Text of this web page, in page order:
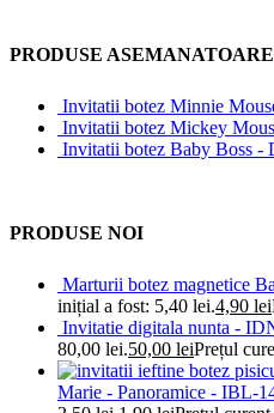
PRODUSE ASEMANATOARE
Invitatii botez Minnie
Invitatii botez Mickey
Invitatii botez Baby Boss -
PRODUSE NOI
Marturii botez magnetice
inițial a fost: 5,40 lei.4,90 lei
Invitatie digitala nunta -
80,00 lei.50,00 leiPrețul
Marie - Panoramice - IBL-